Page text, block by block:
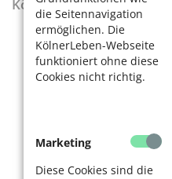
die Seitennavigation
ermöglichen. Die
KölnerLeben-Webseite
funktioniert ohne diese
Cookies nicht richtig.
Marketing
Diese Cookies sind die
KölnerLeben Sommer